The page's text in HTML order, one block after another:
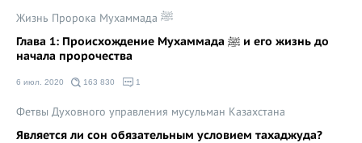
Жизнь Пророка Мухаммада ﷺ
Глава 1: Происхождение Мухаммада ﷺ и его жизнь до
начала пророчества
6 июл. 2020 163 830 1
Фетвы Духовного управления мусульман Казахстана
Является ли сон обязательным условием тахаджуда?